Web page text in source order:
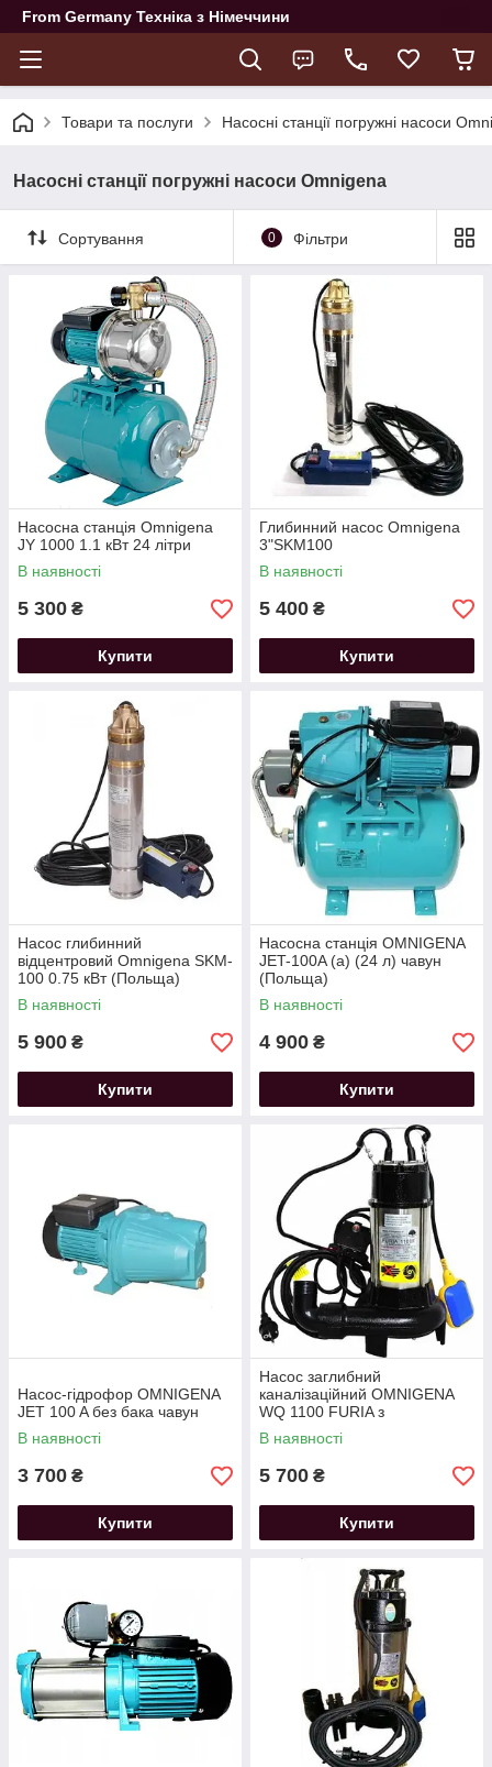
From Germany Техніка з Німеччини
Товари та послуги Насосні станції погружні насоси
Насосні станції погружні насоси Omnigena
Сортування 0 Фільтри
Насосна станція Omnigena
JY 1000 1.1 кВт 24 літри
В наявності
5 300 ₴
Купити
Глибинний насос Omnigena
3"SKM100
В наявності
5 400 ₴
Купити
Насос глибинний
відцентровий Omnigena SKM-
100 0.75 кВт (Польща)
В наявності
5 900 ₴
Купити
Насосна станція OMNIGENA
JET-100A (a) (24 л) чавун
(Польща)
В наявності
4 900 ₴
Купити
Насос-гідрофор OMNIGENA
JET 100 A без бака чавун
В наявності
3 700 ₴
Купити
Насос заглибний
каналізаційний OMNIGENA
WQ 1100 FURIA з
подрібнювачем
В наявності
5 700 ₴
Купити